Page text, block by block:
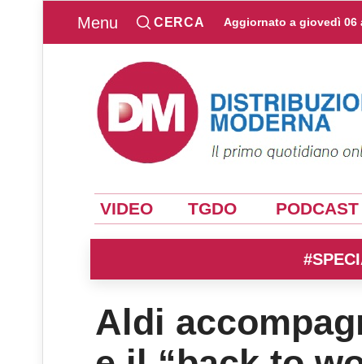
Menu CERCA Aggiornato a giovedì 06
VIDEO TGDO PODCAST
Aldi